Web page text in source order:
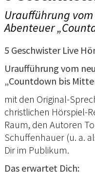
Uraufführung
Abenteuer
5 Geschwister Live
Uraufführung vom
„Countdown bis
mit den Original-
christlichen Hörspiel-
Raum, den Autoren
Schuffenhauer (u. a.
Dir im Publikum.
Das erwartet Dich: